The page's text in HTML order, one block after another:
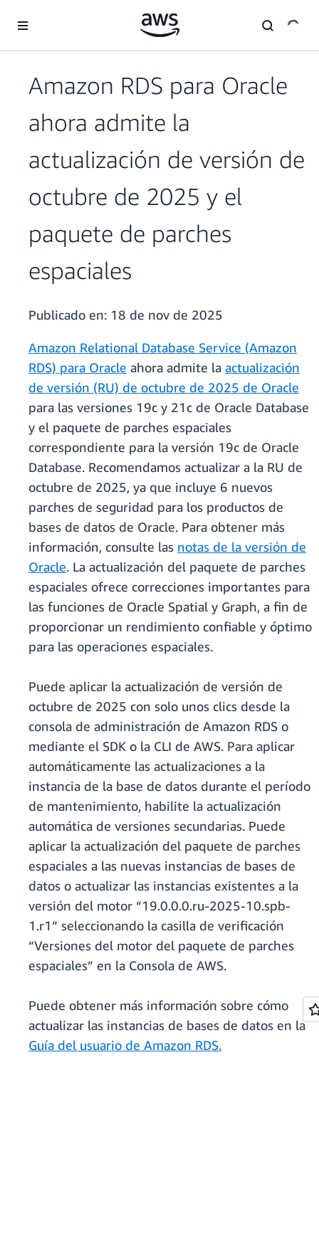
Amazon RDS para Oracle
ahora admite la
actualización de versión de
octubre de 2025 y el
paquete de parches
espaciales
Publicado en: 18 de nov de 2025
Amazon Relational Database Service (Amazon
RDS) para Oracle ahora admite la actualización
de versión (RU) de octubre de 2025 de Oracle
para las versiones 19c y 21c de Oracle Database
y el paquete de parches espaciales
correspondiente para la versión 19c de Oracle
Database. Recomendamos actualizar a la RU de
octubre de 2025, ya que incluye 6 nuevos
parches de seguridad para los productos de
bases de datos de Oracle. Para obtener más
información, consulte las notas de la versión de
Oracle. La actualización del paquete de parches
espaciales ofrece correcciones importantes para
las funciones de Oracle Spatial y Graph, a fin de
proporcionar un rendimiento confiable y óptimo
para las operaciones espaciales.
Puede aplicar la actualización de versión de
octubre de 2025 con solo unos clics desde la
consola de administración de Amazon RDS o
mediante el SDK o la CLI de AWS. Para aplicar
automáticamente las actualizaciones a la
instancia de la base de datos durante el período
de mantenimiento, habilite la actualización
automática de versiones secundarias. Puede
aplicar la actualización del paquete de parches
espaciales a las nuevas instancias de bases de
datos o actualizar las instancias existentes a la
versión del motor “19.0.0.0.ru-2025-10.spb-
1.r1” seleccionando la casilla de verificación
“Versiones del motor del paquete de parches
espaciales” en la Consola de AWS.
Puede obtener más información sobre cómo
actualizar las instancias de bases de datos en la
Guía del usuario de Amazon RDS.